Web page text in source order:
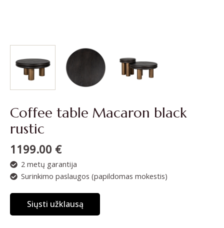
Coffee table Macaron black
rustic
1199.00 €
2 metų garantija
Surinkimo paslaugos (papildomas mokestis)
Siųsti užklausą